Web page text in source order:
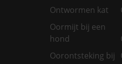
Ontwormen kat
Oormijt bij een
hond
Oorontsteking bij